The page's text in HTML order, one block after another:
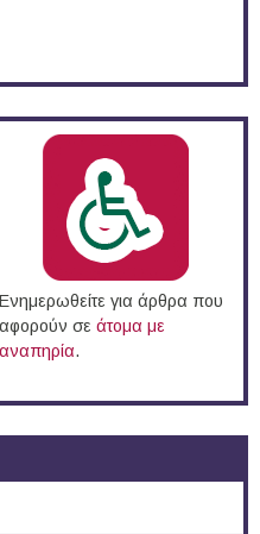
Ενημερωθείτε για άρθρα που
αφορούν σε άτομα με
αναπηρία.